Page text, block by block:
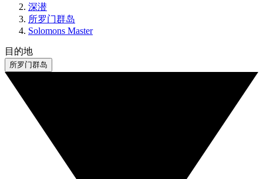
深潜
所罗门群岛
Solomons Master
目的地
所罗门群岛